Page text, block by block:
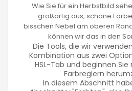
Wie Sie für ein Herbstbild
großartig aus, schöne
bisschen Nebel am oberen
können wir das in den
Die Tools, die wir
Kombination aus zwei
HSL-Tab und beginnen
Farbreglern
In diesem Abschnitt